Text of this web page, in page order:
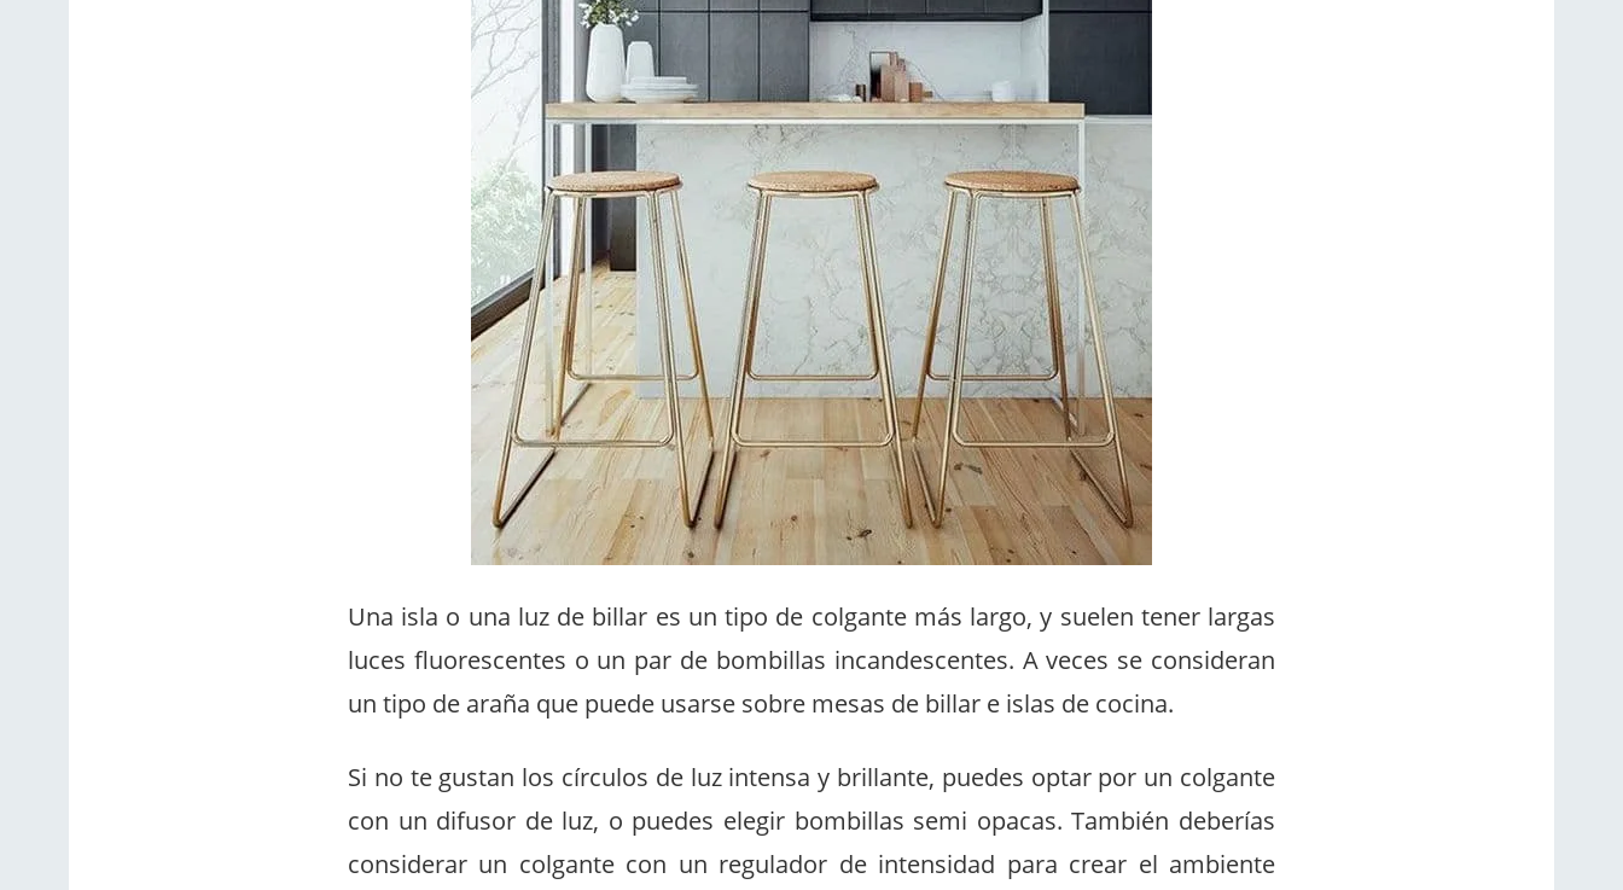
Una isla o una luz de billar es un tipo de colgante más largo, y suelen tener largas
luces fluorescentes o un par de bombillas incandescentes. A veces se consideran
un tipo de araña que puede usarse sobre mesas de billar e islas de cocina.
Si no te gustan los círculos de luz intensa y brillante, puedes optar por un colgante
con un difusor de luz, o puedes elegir bombillas semi opacas. También deberías
considerar un colgante con un regulador de intensidad para crear el ambiente